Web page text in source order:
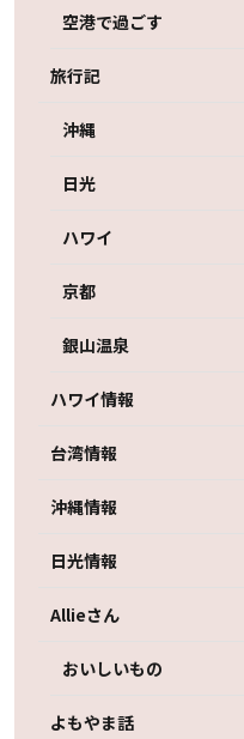
空港で過ごす
旅行記
沖縄
日光
ハワイ
京都
銀山温泉
ハワイ情報
台湾情報
沖縄情報
日光情報
Allieさん
おいしいもの
よもやま話